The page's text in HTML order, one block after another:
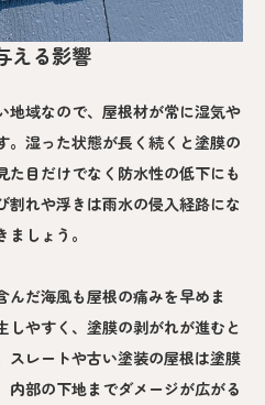
える影響
地域なので、屋根材が常に湿気や
。湿った状態が長く続くと塗膜の
た目だけでなく防水性の低下にも
割れや浮きは雨水の侵入経路にな
しょう。
んだ海風も屋根の痛みを早めま
しやすく、塗膜の剥がれが進むと
スレートや古い塗装の屋根は塗膜
内部の下地までダメージが広がる